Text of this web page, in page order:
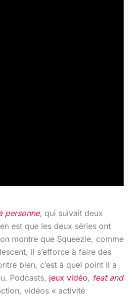
personne, qui suivait deux
est que les deux séries ont
montre que Squeezie, comme
il s’efforce à faire des
bien, c’est à quel point il a
Podcasts, jeux vidéo, feat and
vidéos « activité